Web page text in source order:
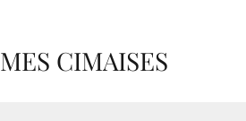
MES CIMAISES